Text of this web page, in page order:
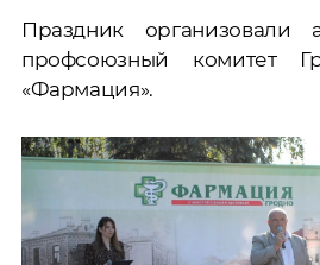
Праздник организовали
профсоюзный комитет
«Фармация».